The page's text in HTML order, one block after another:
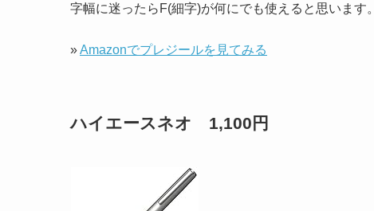
字幅に迷ったらF(細字)が何にでも使えると思います。
»Amazonでプレジールを見てみる
ハイエースネオ 1,100円